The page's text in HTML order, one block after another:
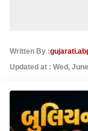
Written By :
Updated at : Wed,